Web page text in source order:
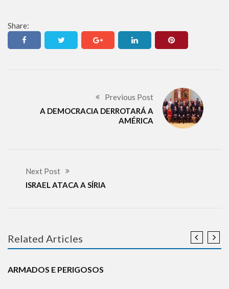
Share:
Previous Post
A DEMOCRACIA DERROTARÁ A
AMÉRICA
Next Post
ISRAEL ATACA A SÍRIA
Related Articles
ARMADOS E PERIGOSOS